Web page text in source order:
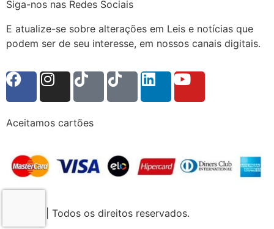
Siga-nos nas Redes Sociais
E atualize-se sobre alterações em Leis e notícias que
podem ser de seu interesse, em nossos canais digitais.
Aceitamos cartões
© 2023 | Todos os direitos reservados.